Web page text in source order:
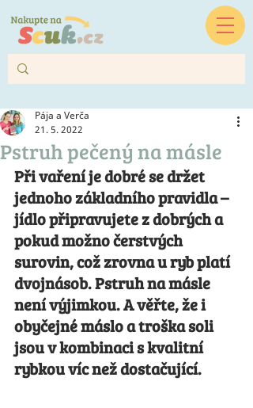
Pstruh pečený na másle
Pája a Verča
21. 5. 2022
Při vaření je dobré se držet
jednoho základního pravidla –
jídlo připravujete z dobrých a
pokud možno čerstvých
surovin, což zrovna u ryb platí
dvojnásob. Pstruh na másle
není výjimkou. A věřte, že i
obyčejné máslo a troška soli
jsou v kombinaci s kvalitní
rybkou víc než dostačující.